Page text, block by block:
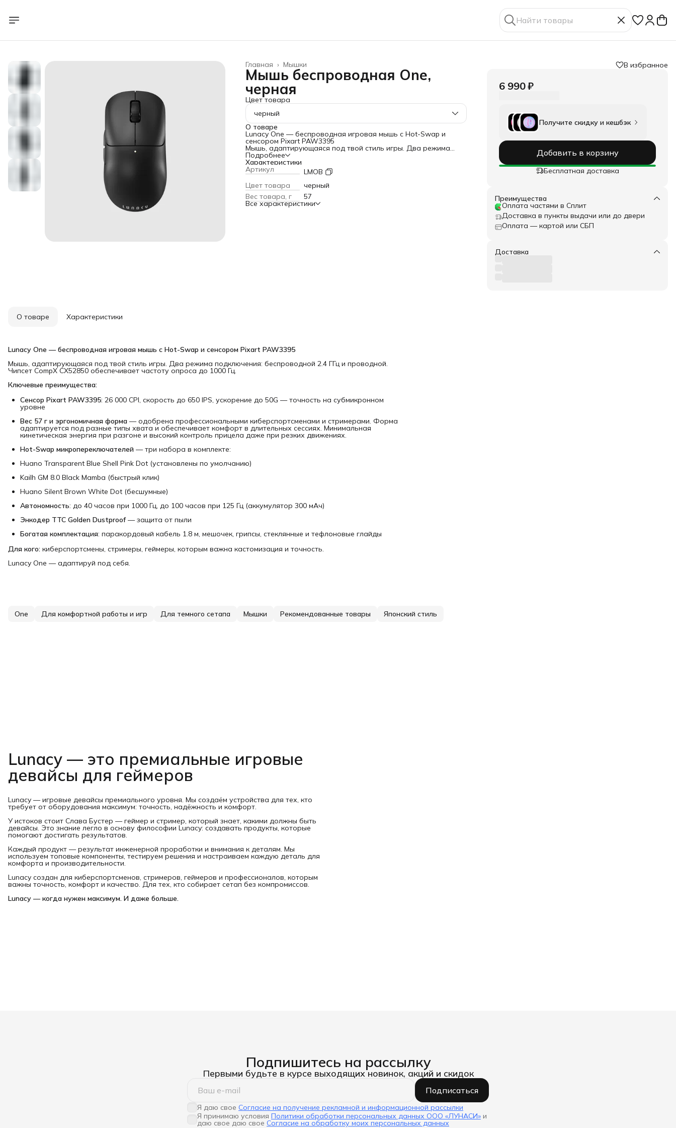
Мышки
Главная ›
Мышь беспроводная One,
черная
Цвет товара
черный
О товаре
Lunacy One — беспроводная игровая мышь с Hot-Swap и
сенсором Pixart PAW3395
Мышь, адаптирующаяся под твой стиль игры. Два режима
подключения: беспроводной 2.4 ГГц и проводной. Чипсет
CompX CX52850 обеспечивает частоту опроса до 1000 Гц.
Ключевые преимущества:
Сенсор Pixart PAW3395: 26 000 CPI, скорость до 650 IPS,
ускорение до 50G — точность на субмикронном уровне
Вес 57 г и эргономичная форма
профессиональными киберспортсменами и стримерами.
Богатая комплектация
грипсы, стеклянные и тефлоновые глайды
Подробнее
Характеристики
Артикул
LMOB
Цвет товара
черный
Вес товара, г
57
Все характеристики
В избранное
6 990 ₽
Получите скидку и кешбэк
Добавить в корзину
Бесплатная доставка
Преимущества
Оплата частями в Сплит
Доставка в пункты выдачи или до двери
Оплата — картой или СБП
Доставка
О товаре Характеристики
Lunacy One — беспроводная игровая мышь с Hot-Swap и сенсором Pixart PAW3395
Мышь, адаптирующаяся под твой стиль игры. Два режима подключения: беспроводной 2.4 ГГц и проводной.
Чипсет CompX CX52850 обеспечивает частоту опроса до 1000 Гц.
Ключевые преимущества:
Сенсор Pixart PAW3395: 26 000 CPI, скорость до 650 IPS, ускорение до 50G — точность на субмикронном
уровне
Вес 57 г и эргономичная форма — одобрена профессиональными киберспортсменами и стримерами. Форма
адаптируется под разные типы хвата и обеспечивает комфорт в длительных сессиях. Минимальная
кинетическая энергия при разгоне и высокий контроль прицела даже при резких движениях.
Hot-Swap микропереключателей — три набора в комплекте:
Huano Transparent Blue Shell Pink Dot (установлены по умолчанию)
Kailh GM 8.0 Black Mamba (быстрый клик)
Huano Silent Brown White Dot (бесшумные)
Автономность: до 40 часов при 1000 Гц, до 100 часов при 125 Гц (аккумулятор 300 мАч)
Энкодер TTC Golden Dustproof— защита от пыли
Богатая комплектация: паракордовый кабель 1.8 м, мешочек, грипсы, стеклянные и тефлоновые глайды
Для кого: киберспортсмены, стримеры, геймеры, которым важна кастомизация и точность.
Lunacy One — адаптируй под себя.
One Для комфортной работы и игр Для темного сетапа Мышки Рекомендованные товары Японский стиль
Lunacy — это премиальные игровые
девайсы для геймеров
Lunacy — игровые девайсы премиального уровня. Мы создаём устройства для тех, кто
требует от оборудования максимум: точность, надёжность и комфорт.
У истоков стоит Слава Бустер — геймер и стример, который знает, какими должны быть
девайсы. Это знание легло в основу философии Lunacy: создавать продукты, которые
помогают достигать результатов.
Каждый продукт — результат инженерной проработки и внимания к деталям. Мы
используем топовые компоненты, тестируем решения и настраиваем каждую деталь для
комфорта и производительности.
Lunacy создан для киберспортсменов, стримеров, геймеров и профессионалов, которым
важны точность, комфорт и качество. Для тех, кто собирает сетап без компромиссов.
Lunacy — когда нужен максимум. И даже больше.
Подпишитесь на рассылку
Первыми будьте в курсе выходящих новинок, акций и скидок
Подписаться
Я даю свое Согласие на получение рекламной и информационной рассылки
Я принимаю условия Политики обработки персональных данных ООО «ЛУНАСИ» и
даю свое даю свое Согласие на обработку моих персональных данных